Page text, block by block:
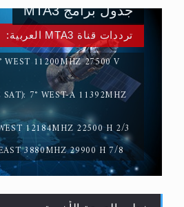
سورة التكوير تُنبئ بزمن بعثة
السلام
هذا الأسبوع على الفضائية
ترددات قناة MTA3 العربية:
WEST 11200MHZ 27500 V
7° WEST-A 11392MHZ
12184MHZ 22500 H 2/3
3880MHZ 29900 H 7/8
جدول برامج MTA3